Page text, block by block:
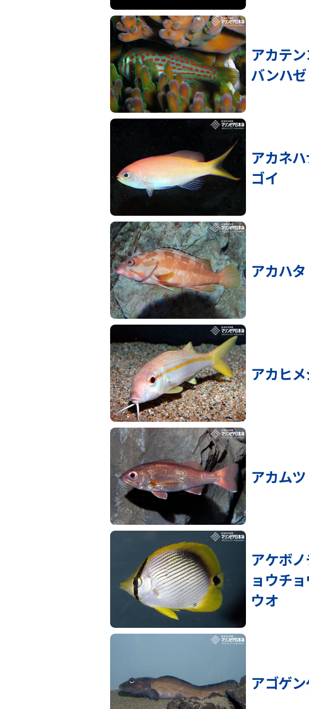
アカテン
バンハゼ
アカネ
ゴイ
アカハタ
アカヒ
アカムツ
アケボ
ョウチ
ウオ
アゴゲ